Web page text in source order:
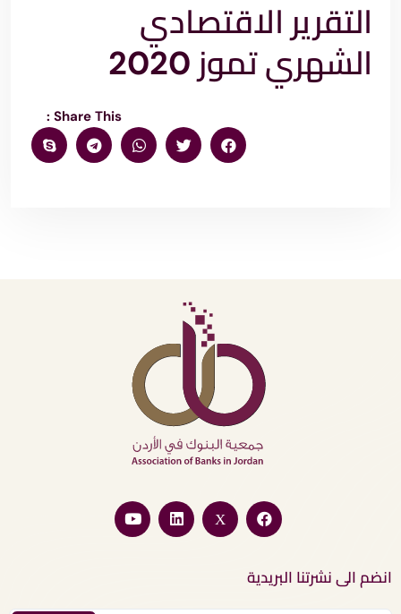
التقرير الاقتصادي
الشهري تموز 2020
Share This :
انضم الى نشرتنا البريدية